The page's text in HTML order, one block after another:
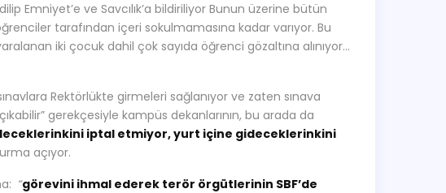
Emniyet’e ve Savcılık’a bildiriliyor Bunun üzerine bütün
tarafından içeri sokulmamasına kadar varıyor. Bu
iki çocuk dahil çok sayıda öğrenci gözaltına alınıyor…
Rektörlükte girmeleri sağlanıyor ve zaten sınava
gerekçesiyle kampüs dekanlarının, bu arada da
iptal etmiyor, yurt içine gideceklerinkini
açıyor.
“görevini ihmal ederek terör örgütlerinin SBF’de